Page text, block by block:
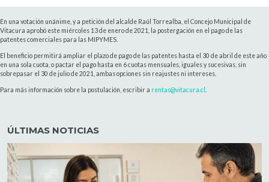
En una votación unánime, y a petición del alcalde Raúl Torrealba, el Concejo Municipal de
Vitacura aprobó este miércoles 13 de enero de 2021, la postergación en el pago de las
patentes comerciales para las MIPYMES.
El beneficio permitirá ampliar el plazo de pago de las patentes hasta el 30 de abril de este año
en una sola cuota, o pactar el pago hasta en 6 cuotas mensuales, iguales y sucesivas, sin
sobrepasar el 30 de julio de 2021, ambas opciones sin reajustes ni intereses.
Para más información sobre la postulación, escribir a rentas@vitacura.cl
ÚLTIMAS NOTICIAS